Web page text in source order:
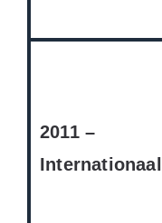
2011 –
Internationaal